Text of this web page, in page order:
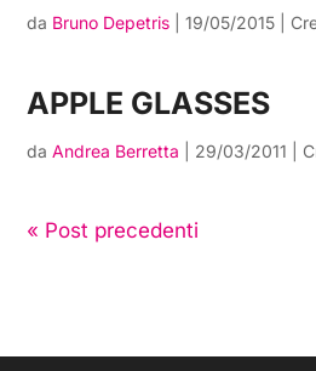
da Bruno Depetris |19/05/2015
APPLE GLASSES
daAndrea Berretta 29/03/2011
« Post precedenti